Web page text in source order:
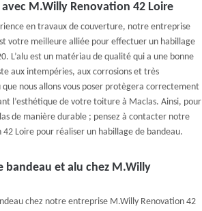
M.Willy Renovation 42 Loire
en travaux de couverture, notre entreprise
votre meilleure alliée pour effectuer un habillage
L’alu est un matériau de qualité qui a une bonne
aux intempéries, aux corrosions et très
que nous allons vous poser protègera correctement
l’esthétique de votre toiture à Maclas. Ainsi, pour
de manière durable ; pensez à contacter notre
Loire pour réaliser un habillage de bandeau.
bandeau et alu chez M.Willy
chez notre entreprise M.Willy Renovation 42